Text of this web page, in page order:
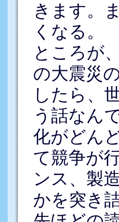
きます。
くなる。
ところが
の大震災
したら、
う話なん
化がどん
て競争が
ンス、製
かを突き